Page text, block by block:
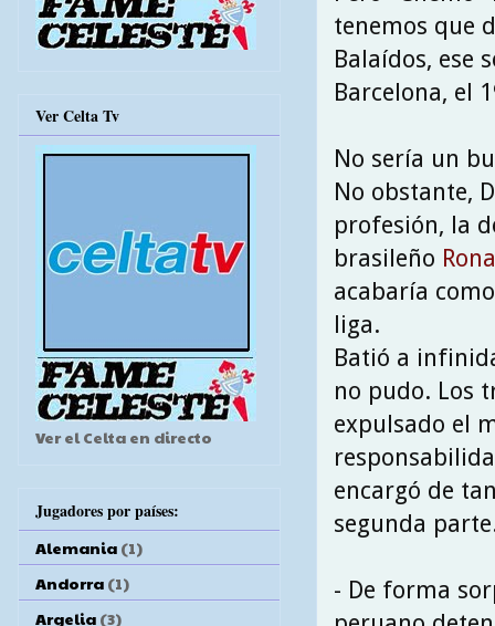
tenemos que
Balaídos, ese
Barcelona, el
No sería un
No obstante,
profesión, la
brasileño
acabaría
liga.
Batió a
no pudo. Los
expulsado el
encargó de
segunda
- De forma
Ver Celta Tv
Ver el Celta en directo
Jugadores por países:
Alemania (1)
Andorra (1)
Argelia (3)